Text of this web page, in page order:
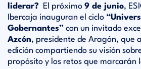
liderar? El próximo 9 de junio,
Ibercaja inauguran el ciclo
Gobernantes” con un invitado
Azcón, presidente de Aragón, que
edición compartiendo su visión
propósito y los retos que marcarán